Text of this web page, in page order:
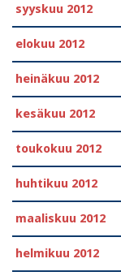
syyskuu 2012
elokuu 2012
heinäkuu 2012
kesäkuu 2012
toukokuu 2012
huhtikuu 2012
maaliskuu 2012
helmikuu 2012